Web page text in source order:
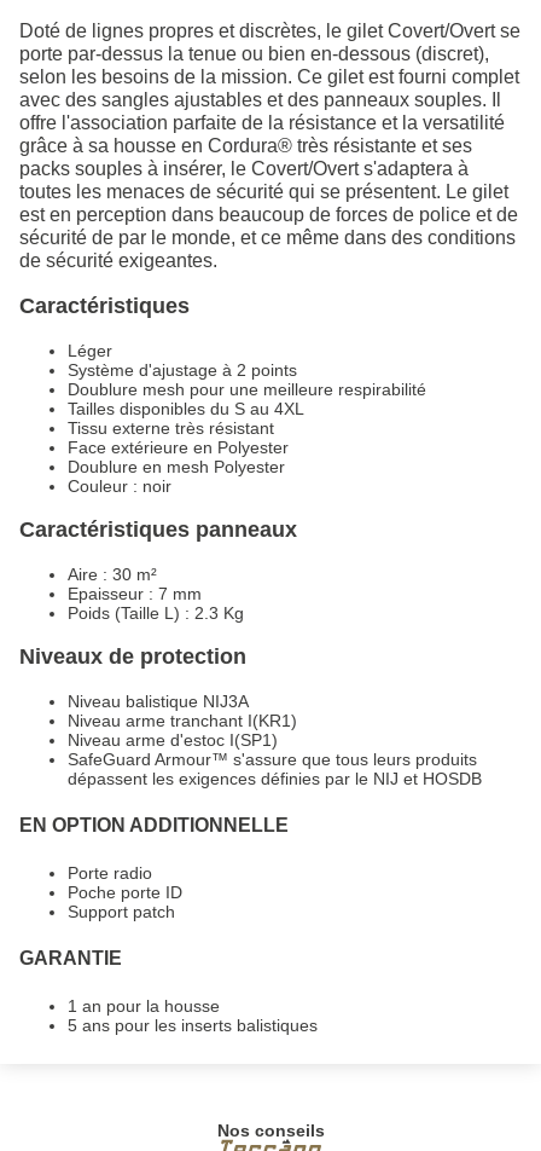
Doté de lignes propres et discrètes, le gilet Covert/Overt se
porte par-dessus la tenue ou bien en-dessous (discret),
selon les besoins de la mission. Ce gilet est fourni complet
avec des sangles ajustables et des panneaux souples. Il
offre l'association parfaite de la résistance et la versatilité
grâce à sa housse en Cordura® très résistante et ses
packs souples à insérer, le Covert/Overt s'adaptera à
toutes les menaces de sécurité qui se présentent. Le gilet
est en perception dans beaucoup de forces de police et de
sécurité de par le monde, et ce même dans des conditions
de sécurité exigeantes.
Caractéristiques
Léger
Système d'ajustage à 2 points
Doublure mesh pour une meilleure respirabilité
Tailles disponibles du S au 4XL
Tissu externe très résistant
Face extérieure en Polyester
Doublure en mesh Polyester
Couleur : noir
Caractéristiques panneaux
Aire : 30 m²
Epaisseur : 7 mm
Poids (Taille L) : 2.3 Kg
Niveaux de protection
Niveau balistique NIJ3A
Niveau arme tranchant I(KR1)
Niveau arme d'estoc I(SP1)
SafeGuard Armour™ s'assure que tous leurs produits
dépassent les exigences définies par le NIJ et HOSDB
EN OPTION ADDITIONNELLE
Porte radio
Poche porte ID
Support patch
GARANTIE
1 an pour la housse
5 ans pour les inserts balistiques
Nos conseils